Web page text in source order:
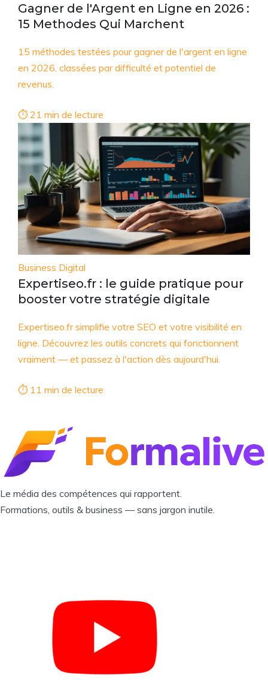
Gagner de l'Argent en Ligne en 2026 :
15 Methodes Qui Marchent
15 méthodes testées pour gagner de l'argent en ligne
en 2026, classées par difficulté et potentiel de
revenus.
⏱ 21 min de lecture
Business Digital
Expertiseo.fr : le guide pratique pour
booster votre stratégie digitale
Expertiseo.fr simplifie votre SEO et votre visibilité en
ligne. Découvrez les outils concrets qui fonctionnent
vraiment — et passez à l'action dès aujourd'hui.
⏱ 11 min de lecture
Le média des compétences qui rapportent.
Formations, outils & business — sans jargon inutile.